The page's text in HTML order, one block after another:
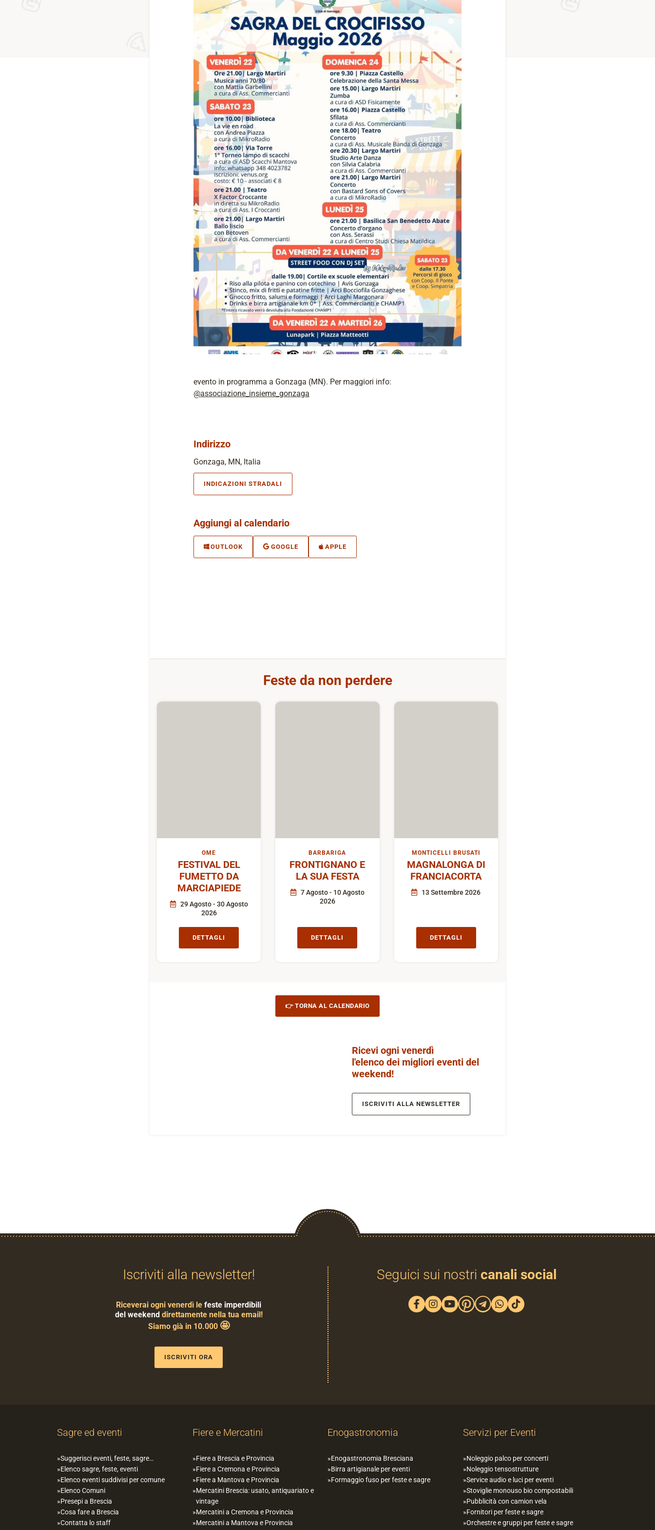
evento in programma a Gonzaga (MN). Per maggiori info:
@associazione_insieme_gonzaga
Indirizzo
Gonzaga, MN, Italia
INDICAZIONI STRADALI
Aggiungi al calendario
OUTLOOK GOOGLE APPLE
Feste da non perdere
OME
FESTIVAL DEL
FUMETTO DA
MARCIAPIEDE
29 Agosto - 30 Agosto
2026
DETTAGLI
BARBARIGA
FRONTIGNANO E
LA SUA FESTA
7 Agosto - 10 Agosto
2026
DETTAGLI
MONTICELLI BRUSATI
MAGNALONGA DI
FRANCIACORTA
13 Settembre 2026
DETTAGLI
👉 TORNA AL CALENDARIO
Ricevi ogni venerdì
l'elenco dei migliori eventi del
weekend!
ISCRIVITI ALLA NEWSLETTER
Iscriviti alla newsletter!
Riceverai ogni venerdì le feste imperdibili
del weekenddirettamente nella tua email!
Siamo già in 10.000 🤩
ISCRIVITI ORA
Seguici sui nostri canali social
Sagre ed eventi
Suggerisci eventi, feste, sagre…
Elenco sagre, feste, eventi
Elenco eventi suddivisi per comune
Elenco Comuni
Presepi a Brescia
Cosa fare a Brescia
Contatta lo staff
Fiere e Mercatini
Fiere a Brescia e Provincia
Fiere a Cremona e Provincia
Fiere a Mantova e Provincia
Mercatini Brescia: usato, antiquariato e
vintage
Mercatini a Cremona e Provincia
Mercatini a Mantova e Provincia
Enogastronomia
Enogastronomia Bresciana
Birra artigianale per eventi
Formaggio fuso per feste e sagre
Servizi per Eventi
Noleggio palco per concerti
Noleggio tensostrutture
Service audio e luci per eventi
Stoviglie monouso bio compostabili
Pubblicità con camion vela
Fornitori per feste e sagre
Orchestre e gruppi per feste e sagre